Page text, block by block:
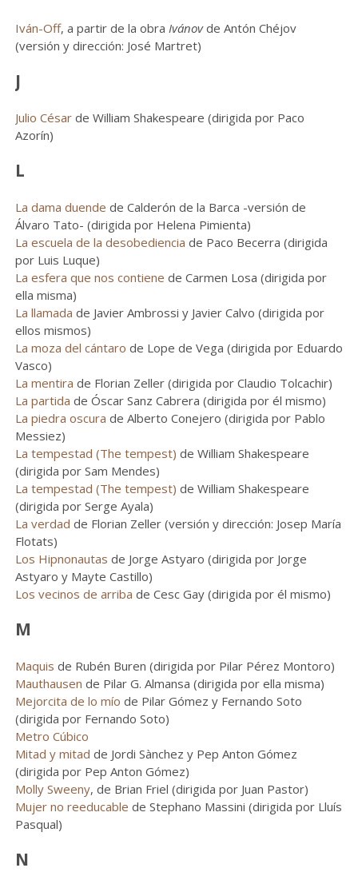
Iván-Off, a partir de la obra Ivánovde Antón Chéjov
(versión y dirección: José Martret)
J
Julio Césarde William Shakespeare (dirigida por Paco
Azorín)
L
La dama duende de Calderón de la Barca -versión de
Álvaro Tato- (dirigida por Helena Pimienta)
La escuela de la desobediencia de Paco Becerra (dirigida
por Luis Luque)
La esfera que nos contiene de Carmen Losa (dirigida por
ella misma)
La llamada de Javier Ambrossi y Javier Calvo (dirigida por
ellos mismos)
La moza del cántaro de Lope de Vega (dirigida por Eduardo
Vasco)
La mentira de Florian Zeller (dirigida por Claudio Tolcachir)
La partida de Óscar Sanz Cabrera (dirigida por él mismo)
La piedra oscura de Alberto Conejero (dirigida por Pablo
Messiez)
La tempestad (The tempest) de William Shakespeare
(dirigida por Sam Mendes)
La tempestad (The tempest) de William Shakespeare
(dirigida por Serge Ayala)
La verdad de Florian Zeller (versión y dirección: Josep María
Flotats)
Los Hipnonautas de Jorge Astyaro (dirigida por Jorge
Astyaro y Mayte Castillo)
Los vecinos de arriba de Cesc Gay (dirigida por él mismo)
M
Maquis de Rubén Buren (dirigida por Pilar Pérez Montoro)
Mauthausen de Pilar G. Almansa (dirigida por ella misma)
Mejorcita de lo mío de Pilar Gómez y Fernando Soto
(dirigida por Fernando Soto)
Metro Cúbico
Mitad y mitad de Jordi Sànchez y Pep Anton Gómez
(dirigida por Pep Anton Gómez)
Molly Sweeny, de Brian Friel (dirigida por Juan Pastor)
Mujer no reeducable de Stephano Massini (dirigida por Lluís
Pasqual)
N